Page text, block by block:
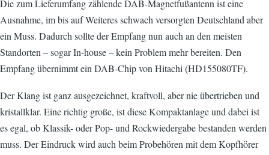
Die zum Lieferumfang zählende DAB-Magnetfußantenn ist eine
Ausnahme, im bis auf Weiteres schwach versorgten Deutschland aber
ein Muss. Dadurch sollte der Empfang nun auch an den meisten
Standorten – sogar In-house – kein Problem mehr bereiten. Den
Empfang übernimmt ein DAB-Chip von Hitachi (HD155080TF).
Der Klang ist ganz ausgezeichnet, kraftvoll, aber nie übertrieben und
kristallklar. Eine richtig große, ist diese Kompaktanlage und dabei ist
es egal, ob Klassik- oder Pop- und Rockwiedergabe bestanden werden
muss. Der Eindruck wird auch beim Probehören mit dem Kopfhörer